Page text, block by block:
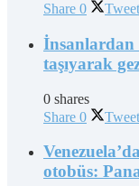
Share 0 Tweet
İnsanlardan
taşıyarak
0 shares
Share 0 Tweet
otobüs: